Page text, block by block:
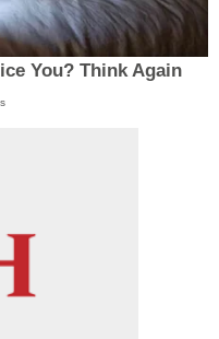
You? Think Again